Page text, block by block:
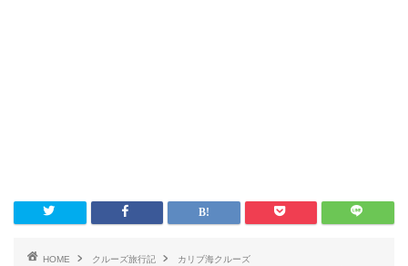
HOME クルーズ旅行記
カリブ海クルーズ